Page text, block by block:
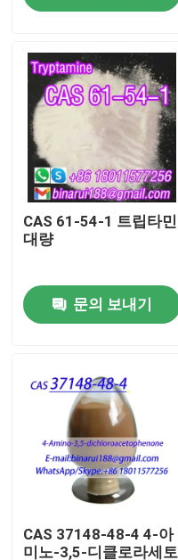
제품
비디오
우리 에 관한 것
품질 관리
인용 을 요청 하십시오
일일화학원료
무기 화학적 원료
좋은 화학 중간체
CAS 61-54-1 트립타민
대량
문의 보내기
CAS 37148-48-4 4-아
미노-3,5-디클로라세토